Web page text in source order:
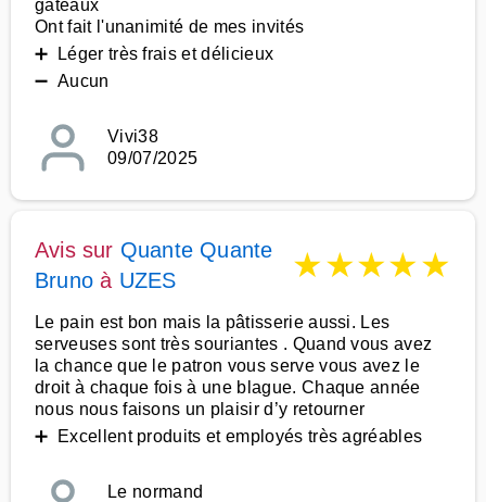
gateaux
Ont fait l'unanimité de mes invités
➕ Léger très frais et délicieux
➖ Aucun
Vivi38
09/07/2025
Avis sur Quante Quante
Bruno à UZES ★★★★★
Le pain est bon mais la pâtisserie aussi. Les
serveuses sont très souriantes . Quand vous avez
la chance que le patron vous serve vous avez le
droit à chaque fois à une blague. Chaque année
nous nous faisons un plaisir d’y retourner
➕ Excellent produits et employés très agréables
Le normand